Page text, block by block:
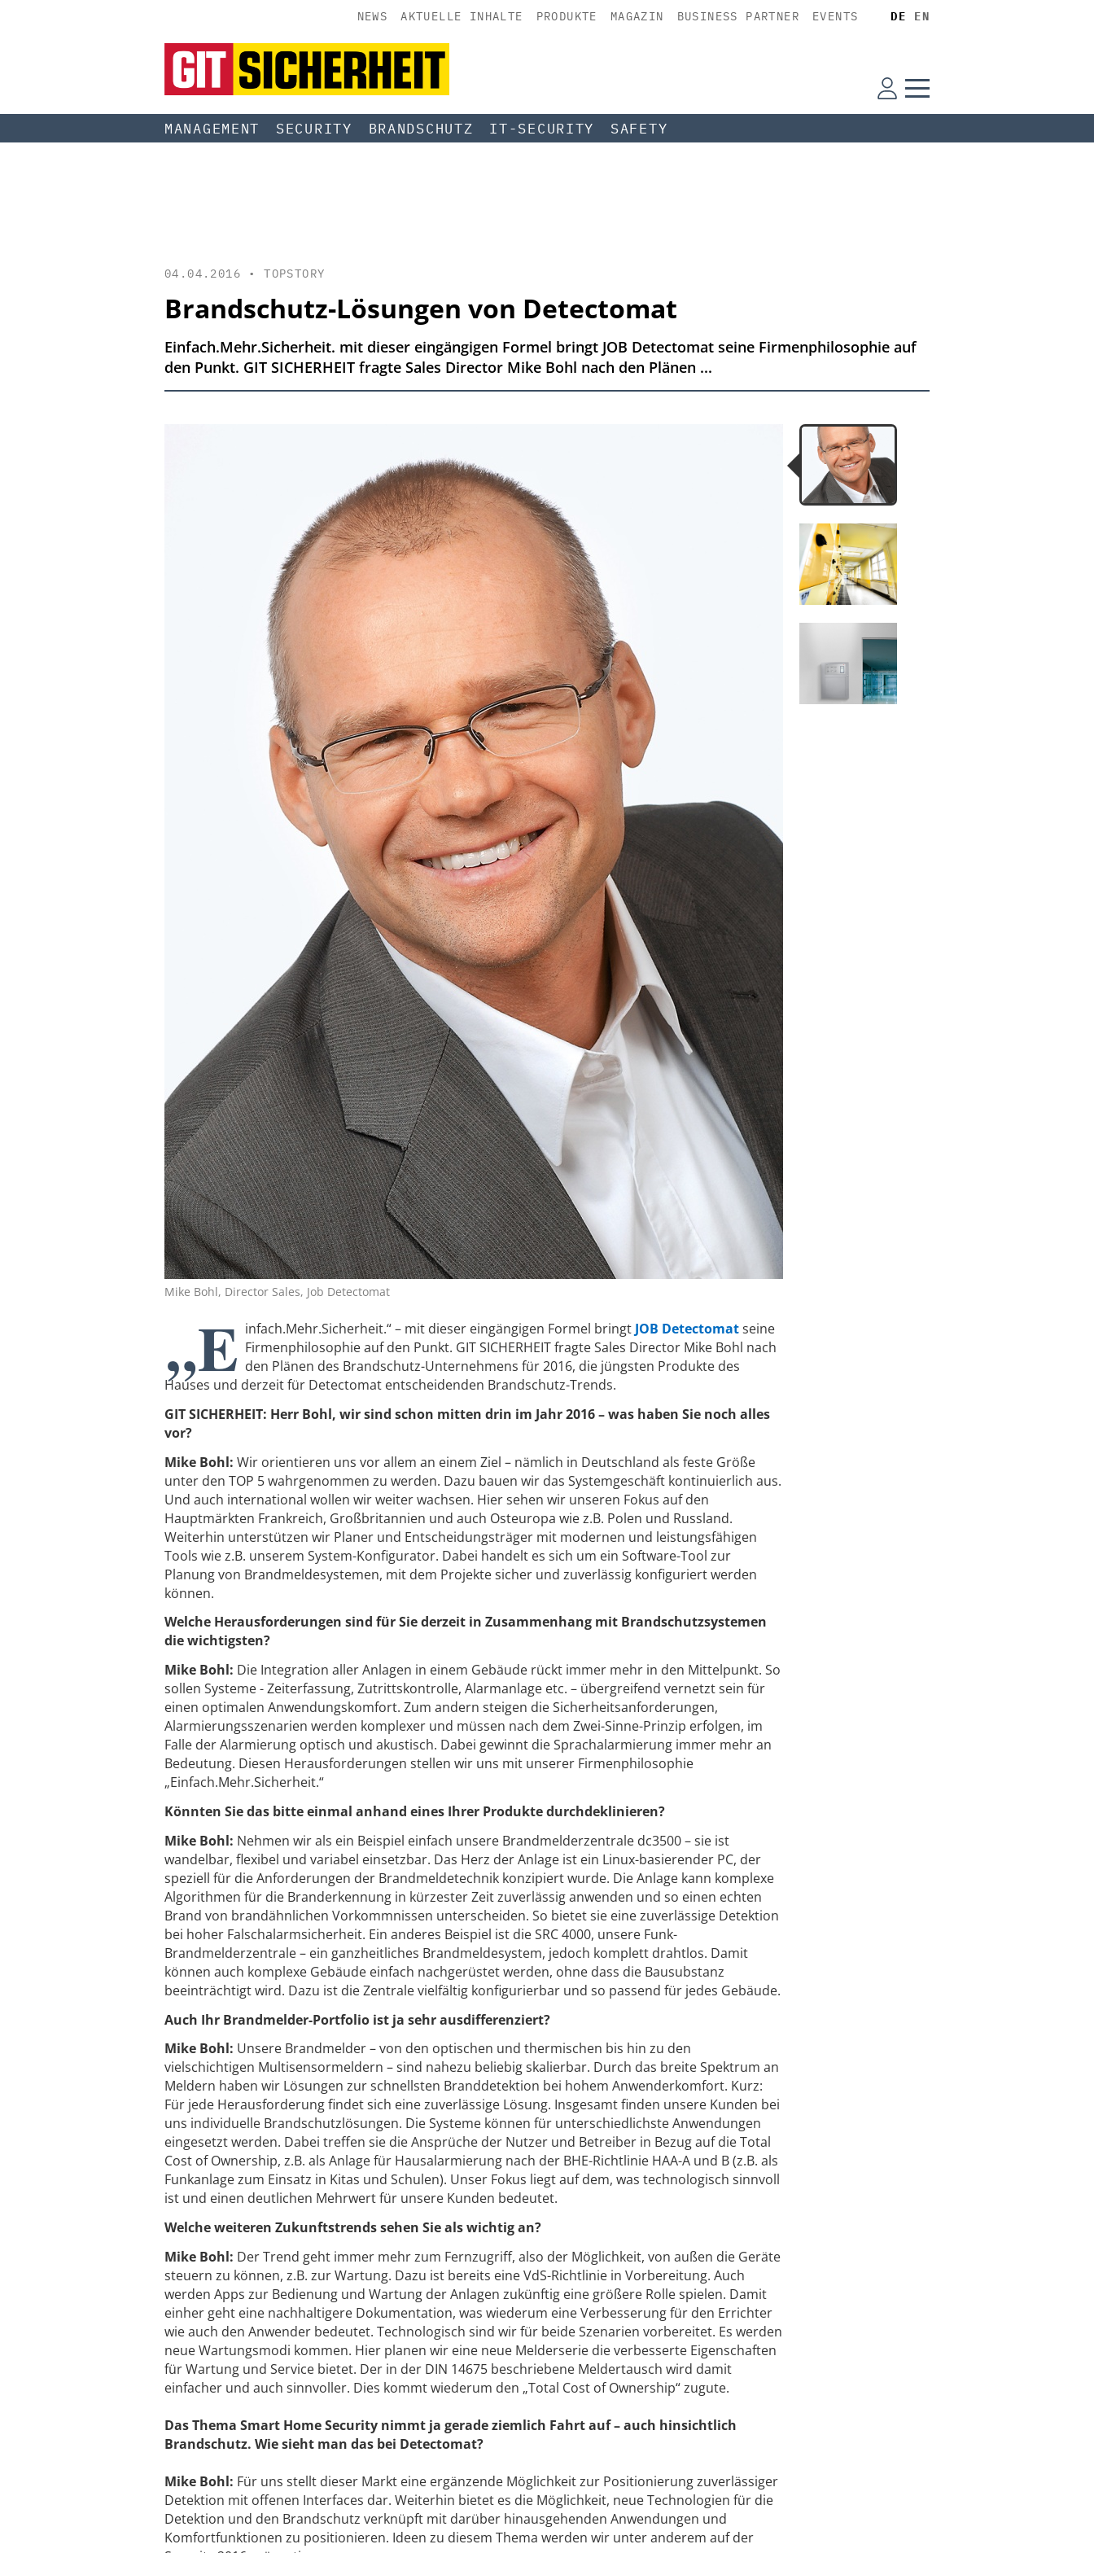
NEWS AKTUELLE INHALTE PRODUKTE MAGAZIN BUSINESS PARTNER EVENTS DE EN
MANAGEMENT SECURITY BRANDSCHUTZ IT-SECURITY SAFETY
04.04.2016 •TOPSTORY
Brandschutz-Lösungen von Detectomat
Einfach.Mehr.Sicherheit. mit dieser eingängigen Formel bringt JOB Detectomat seine Firmenphilosophie auf
den Punkt. GIT SICHERHEIT fragte Sales Director Mike Bohl nach den Plänen ...
Mike Bohl, Director Sales, Job Detectomat
„E infach.Mehr.Sicherheit.“ – mit dieser eingängigen Formel bringt JOB Detectomatseine
Firmenphilosophie auf den Punkt. GIT SICHERHEIT fragte Sales Director Mike Bohl nach
den Plänen des Brandschutz-Unternehmens für 2016, die jüngsten Produkte des
Hauses und derzeit für Detectomat entscheidenden Brandschutz-Trends.
GIT SICHERHEIT: Herr Bohl, wir sind schon mitten drin im Jahr 2016 – was haben Sie noch alles
vor?
Mike Bohl: Wir orientieren uns vor allem an einem Ziel – nämlich in Deutschland als feste Größe
unter den TOP 5 wahrgenommen zu werden. Dazu bauen wir das Systemgeschäft kontinuierlich aus.
Und auch international wollen wir weiter wachsen. Hier sehen wir unseren Fokus auf den
Hauptmärkten Frankreich, Großbritannien und auch Osteuropa wie z.B. Polen und Russland.
Weiterhin unterstützen wir Planer und Entscheidungsträger mit modernen und leistungsfähigen
Tools wie z.B. unserem System-Konfigurator. Dabei handelt es sich um ein Software-Tool zur
Planung von Brandmeldesystemen, mit dem Projekte sicher und zuverlässig konfiguriert werden
können.
Welche Herausforderungen sind für Sie derzeit in Zusammenhang mit Brandschutzsystemen
die wichtigsten?
Mike Bohl: Die Integration aller Anlagen in einem Gebäude rückt immer mehr in den Mittelpunkt. So
sollen Systeme - Zeiterfassung, Zutrittskontrolle, Alarmanlage etc. – übergreifend vernetzt sein für
einen optimalen Anwendungskomfort. Zum andern steigen die Sicherheitsanforderungen,
Alarmierungsszenarien werden komplexer und müssen nach dem Zwei-Sinne-Prinzip erfolgen, im
Falle der Alarmierung optisch und akustisch. Dabei gewinnt die Sprachalarmierung immer mehr an
Bedeutung. Diesen Herausforderungen stellen wir uns mit unserer Firmenphilosophie
„Einfach.Mehr.Sicherheit.“
Könnten Sie das bitte einmal anhand eines Ihrer Produkte durchdeklinieren?
Mike Bohl: Nehmen wir als ein Beispiel einfach unsere Brandmelderzentrale dc3500 – sie ist
wandelbar, flexibel und variabel einsetzbar. Das Herz der Anlage ist ein Linux-basierender PC, der
speziell für die Anforderungen der Brandmeldetechnik konzipiert wurde. Die Anlage kann komplexe
Algorithmen für die Branderkennung in kürzester Zeit zuverlässig anwenden und so einen echten
Brand von brandähnlichen Vorkommnissen unterscheiden. So bietet sie eine zuverlässige Detektion
bei hoher Falschalarmsicherheit. Ein anderes Beispiel ist die SRC 4000, unsere Funk-
Brandmelderzentrale – ein ganzheitliches Brandmeldesystem, jedoch komplett drahtlos. Damit
können auch komplexe Gebäude einfach nachgerüstet werden, ohne dass die Bausubstanz
beeinträchtigt wird. Dazu ist die Zentrale vielfältig konfigurierbar und so passend für jedes Gebäude.
Auch Ihr Brandmelder-Portfolio ist ja sehr ausdifferenziert?
Mike Bohl: Unsere Brandmelder – von den optischen und thermischen bis hin zu den
vielschichtigen Multisensormeldern – sind nahezu beliebig skalierbar. Durch das breite Spektrum an
Meldern haben wir Lösungen zur schnellsten Branddetektion bei hohem Anwenderkomfort. Kurz:
Für jede Herausforderung findet sich eine zuverlässige Lösung. Insgesamt finden unsere Kunden bei
uns individuelle Brandschutzlösungen. Die Systeme können für unterschiedlichste Anwendungen
eingesetzt werden. Dabei treffen sie die Ansprüche der Nutzer und Betreiber in Bezug auf die Total
Cost of Ownership, z.B. als Anlage für Hausalarmierung nach der BHE-Richtlinie HAA-A und B (z.B. als
Funkanlage zum Einsatz in Kitas und Schulen). Unser Fokus liegt auf dem, was technologisch sinnvoll
ist und einen deutlichen Mehrwert für unsere Kunden bedeutet.
Welche weiteren Zukunftstrends sehen Sie als wichtig an?
Mike Bohl: Der Trend geht immer mehr zum Fernzugriff, also der Möglichkeit, von außen die Geräte
steuern zu können, z.B. zur Wartung. Dazu ist bereits eine VdS-Richtlinie in Vorbereitung. Auch
werden Apps zur Bedienung und Wartung der Anlagen zukünftig eine größere Rolle spielen. Damit
einher geht eine nachhaltigere Dokumentation, was wiederum eine Verbesserung für den Errichter
wie auch den Anwender bedeutet. Technologisch sind wir für beide Szenarien vorbereitet. Es werden
neue Wartungsmodi kommen. Hier planen wir eine neue Melderserie die verbesserte Eigenschaften
für Wartung und Service bietet. Der in der DIN 14675 beschriebene Meldertausch wird damit
einfacher und auch sinnvoller. Dies kommt wiederum den „Total Cost of Ownership“ zugute.
Das Thema Smart Home Security nimmt ja gerade ziemlich Fahrt auf – auch hinsichtlich
Brandschutz. Wie sieht man das bei Detectomat?
Mike Bohl: Für uns stellt dieser Markt eine ergänzende Möglichkeit zur Positionierung zuverlässiger
Detektion mit offenen Interfaces dar. Weiterhin bietet es die Möglichkeit, neue Technologien für die
Detektion und den Brandschutz verknüpft mit darüber hinausgehenden Anwendungen und
Komfortfunktionen zu positionieren. Ideen zu diesem Thema werden wir unter anderem auf der